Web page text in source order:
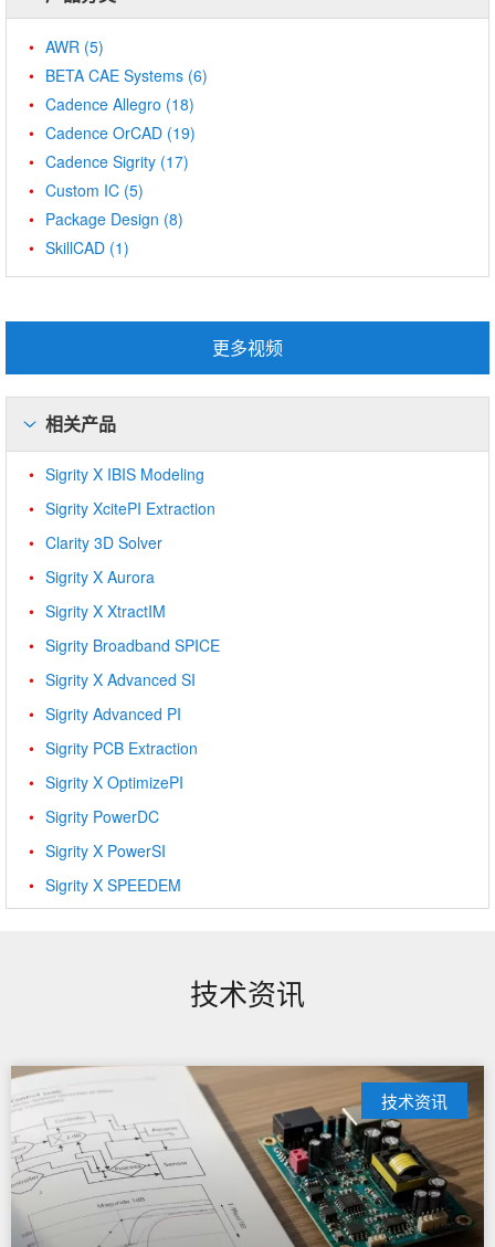
AWR (5)
BETA CAE Systems (6)
Cadence Allegro (18)
Cadence OrCAD (19)
Cadence Sigrity (17)
Custom IC (5)
Package Design (8)
SkillCAD (1)
更多视频
相关产品
Sigrity X IBIS Modeling
Sigrity XcitePI Extraction
Clarity 3D Solver
Sigrity X Aurora
Sigrity X XtractIM
Sigrity Broadband SPICE
Sigrity X Advanced SI
Sigrity Advanced PI
Sigrity PCB Extraction
Sigrity X OptimizePI
Sigrity PowerDC
Sigrity X PowerSI
Sigrity X SPEEDEM
技术资讯
技术资讯